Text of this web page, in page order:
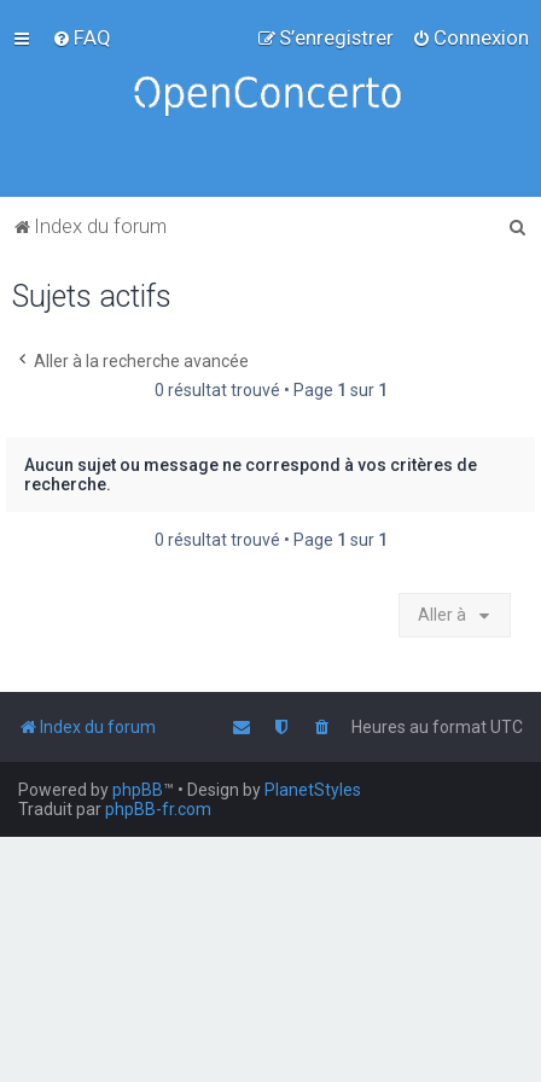
FAQ Connexion
S’enregistrer
Index du forum
Sujets actifs
Aller à la recherche avancée
0 résultat trouvé • Page 1 sur 1
Aucun sujet ou message ne correspond à vos critères de
recherche.
0 résultat trouvé • Page 1 sur 1
Aller à
Index du forum Heures au formatUTC
Powered byphpBB™ • Design by PlanetStyles
Traduit parphpBB-fr.com